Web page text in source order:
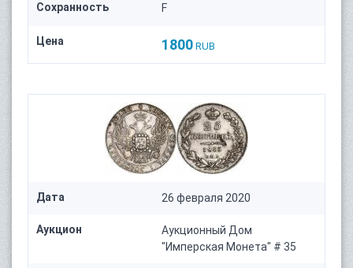
Сохранность F
Цена 1800 RUB
Дата 26 февраля 2020
Аукцион
Аукционный Дом
"Имперская Монета" # 35